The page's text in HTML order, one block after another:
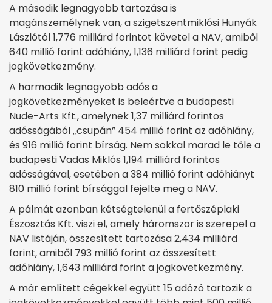
A második legnagyobb tartozása is
magánszemélynek van, a szigetszentmiklósi Hunyák
Lászlótól 1,776 milliárd forintot követel a NAV, amiből
640 millió forint adóhiány, 1,136 milliárd forint pedig
jogkövetkezmény.
A harmadik legnagyobb adós a
jogkövetkezményeket is beleértve a budapesti
Nude-Arts Kft., amelynek 1,37 milliárd forintos
adósságából „csupán” 454 millió forint az adóhiány,
és 916 millió forint bírság. Nem sokkal marad le tőle a
budapesti Vadas Miklós 1,194 milliárd forintos
adósságával, esetében a 384 millió forint adóhiányt
810 millió forint bírsággal fejelte meg a NAV.
A pálmát azonban kétségtelenül a fertőszéplaki
Észosztás Kft. viszi el, amely háromszor is szerepel a
NAV listáján, összesített tartozása 2,434 milliárd
forint, amiből 793 millió forint az összesített
adóhiány, 1,643 milliárd forint a jogkövetkezmény.
A már említett cégekkel együtt 15 adózó tartozik a